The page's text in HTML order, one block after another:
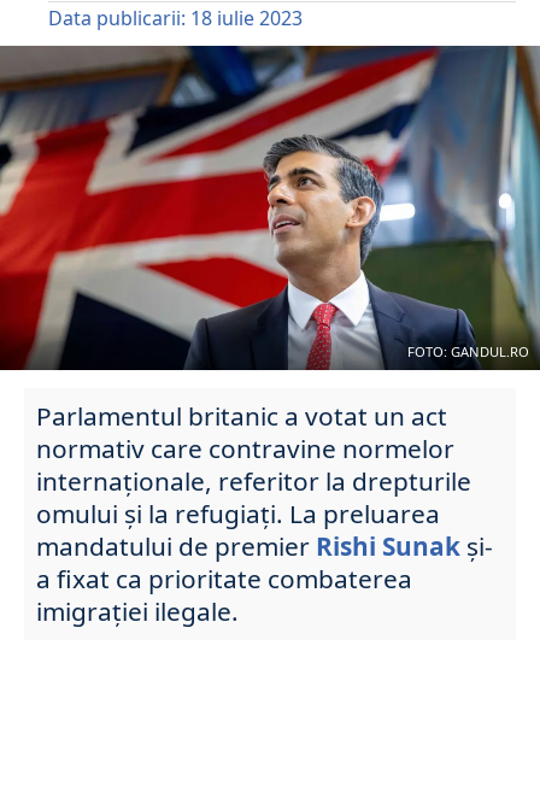
Data publicarii: 18 iulie 2023
FOTO: GANDUL.RO
Parlamentul britanic a votat un act
normativ care contravine normelor
internaționale, referitor la drepturile
omului și la refugiați. La preluarea
mandatului de premier Rishi Sunakși-
a fixat ca prioritate combaterea
imigrației ilegale.